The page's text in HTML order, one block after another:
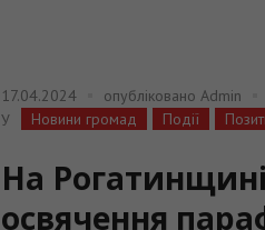
17.04.2024 опублікованоAdmin
У
Новини громад Події
На
освячення